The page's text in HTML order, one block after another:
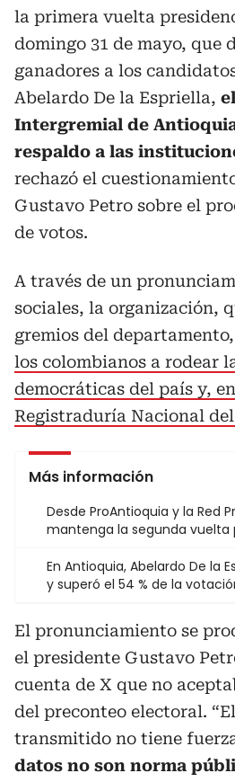
la primera vuelta
domingo 31 de mayo, que
ganadores a los
Abelardo De la Espriella,
Intergremial de
respaldo a las
rechazó el
Gustavo Petro sobre el
de votos.
A través de un
sociales, la organización,
gremios del departamento,
los colombianos a rodear
democráticas del país y,
Registraduría Nacional
Más información
Desde ProAntioquia y la Red
mantenga la segunda vuelta
En Antioquia, Abelardo De la
y superó el 54 % de la
El pronunciamiento se
el presidente Gustavo
cuenta de X que no
del preconteo electoral.
transmitido no tiene
datos no son norma